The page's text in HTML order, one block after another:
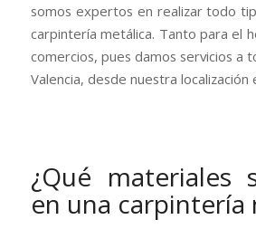
somos expertos en realizar todo
carpintería metálica. Tanto para el
comercios, pues damos servicios a
Valencia, desde nuestra localización
¿Qué materiales
en una carpintería